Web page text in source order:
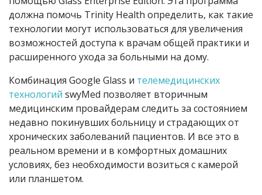
должна помочь Trinity Health определить, как такие
технологии могут использоваться для увеличения
возможностей доступа к врачам общей практики и
расширенного ухода за больными на дому.
Комбинация Google Glass и телемедицинских
технологий swyMed позволяет вторичным
медицинским провайдерам следить за состоянием
недавно покинувших больницу и страдающих от
хронических заболеваний пациентов. И все это в
реальном времени и в комфортных домашних
условиях, без необходимости возиться с камерой
или планшетом.